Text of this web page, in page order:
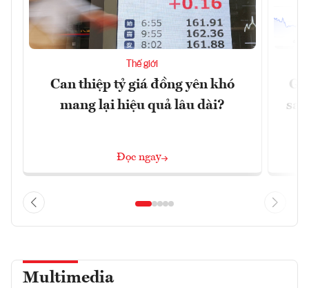
Thế giới
Can thiệp tỷ giá đồng yên khó
mang lại hiệu quả lâu dài?
Đọc ngay
Multimedia